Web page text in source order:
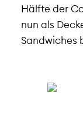
Hälfte der
nun als
Sandwiches